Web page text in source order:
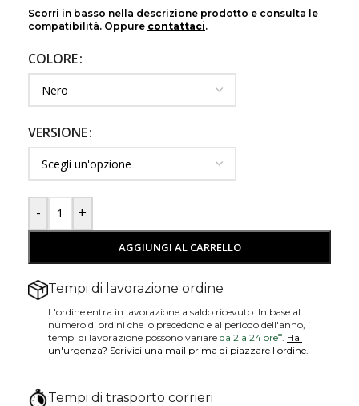
Scorri in basso nella descrizione prodotto e consulta le
compatibilità. Oppure contattaci.
COLORE
VERSIONE
- +
AGGIUNGI AL CARRELLO
Tempi di lavorazione ordine
L'ordine entra in lavorazione a saldo ricevuto. In base al
numero di ordini che lo precedono e al periodo dell'anno, i
tempi di lavorazione possono variare da 2 a 24 ore* Hai
un'urgenza? Scrivici una mail prima di piazzare l'ordine.
Tempi di trasporto corrieri